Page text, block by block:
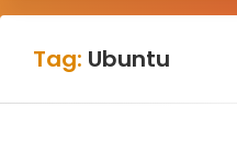
Tag: Ubuntu